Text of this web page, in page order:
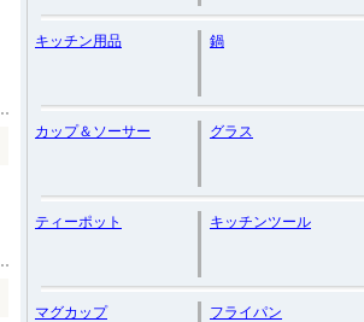
キッチン用品 鍋
カップ＆ソーサー グラス
ティーポット キッチンツール
マグカップ フライパン